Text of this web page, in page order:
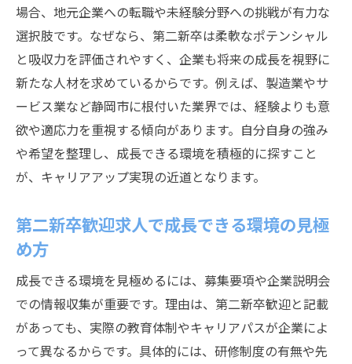
場合、地元企業への転職や未経験分野への挑戦が有力な
選択肢です。なぜなら、第二新卒は柔軟なポテンシャル
と吸収力を評価されやすく、企業も将来の成長を視野に
新たな人材を求めているからです。例えば、製造業やサ
ービス業など静岡市に根付いた業界では、経験よりも意
欲や適応力を重視する傾向があります。自分自身の強み
や希望を整理し、成長できる環境を積極的に探すこと
が、キャリアアップ実現の近道となります。
第二新卒歓迎求人で成長できる環境の見極
め方
成長できる環境を見極めるには、募集要項や企業説明会
での情報収集が重要です。理由は、第二新卒歓迎と記載
があっても、実際の教育体制やキャリアパスが企業によ
って異なるからです。具体的には、研修制度の有無や先